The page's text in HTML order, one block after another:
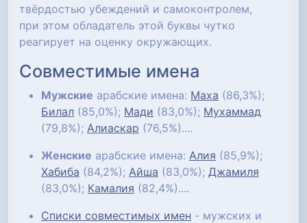
твёрдостью убеждений и самоконтролем,
при этом обладатель этой буквы чутко
реагирует на оценку окружающих.
Совместимые имена
Мужские арабские имена: Маха (86,3%);
Билал (85,0%); Мади (83,0%); Мухаммад
(79,8%); Алиаскар (76,5%)....
Женские арабские имена: Алия (85,9%);
Хабиба (84,2%); Айша (83,0%); Джамиля
(83,0%); Камалия (82,4%)....
Списки совместимых имен - мужских и